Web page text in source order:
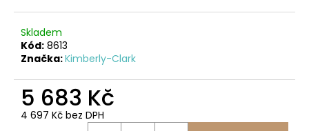
Skladem
Kód: 8613
Značka:Kimberly-Clark
5 683 Kč
4 697 Kč bez DPH
HLEDAT
D
p
o